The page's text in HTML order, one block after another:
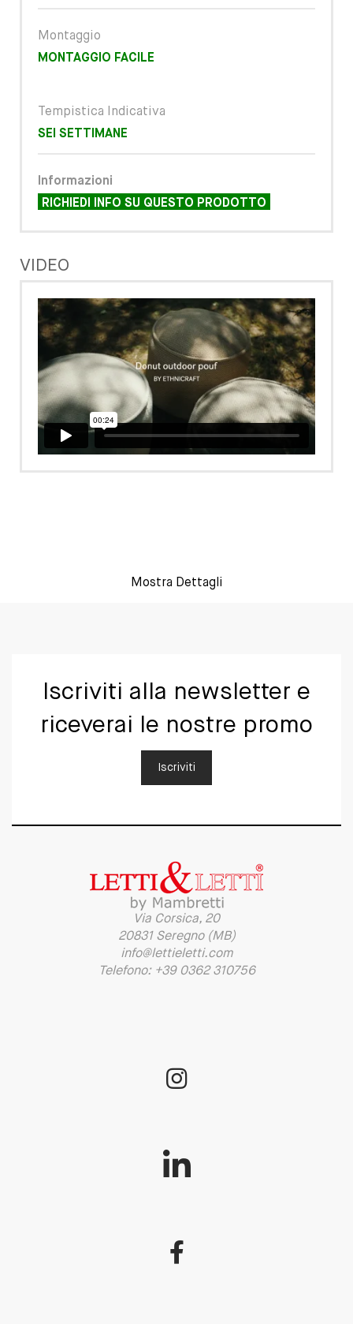
Montaggio
MONTAGGIO FACILE
Tempistica Indicativa
SEI SETTIMANE
Informazioni
RICHIEDI INFO SU QUESTO PRODOTTO
VIDEO
Mostra Dettagli
Iscriviti alla newsletter e
riceverai le nostre promo
Iscriviti
Via Corsica, 20
20831 Seregno (MB)
info@lettieletti.com
Telefono: +39 0362 310756